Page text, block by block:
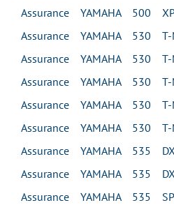
Assurance YAMAHA 500 XP
Assurance YAMAHA 530 T-
Assurance YAMAHA 530 T-
Assurance YAMAHA 530 T-
Assurance YAMAHA 530 T-
Assurance YAMAHA 530 T-
Assurance YAMAHA 535 DX
Assurance YAMAHA 535 DX
Assurance YAMAHA 535 SP